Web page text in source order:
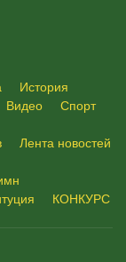
История
Видео
Спорт
Лента новостей
КОНКУРС